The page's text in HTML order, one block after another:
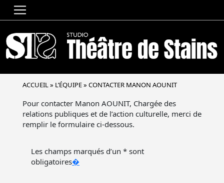
ACCUEIL» L’ÉQUIPE» CONTACTER MANON AOUNIT
Pour contacter Manon AOUNIT, Chargée des
relations publiques et de l’action culturelle, merci de
remplir le formulaire ci-dessous.
Les champs marqués d’un * sont
obligatoires�